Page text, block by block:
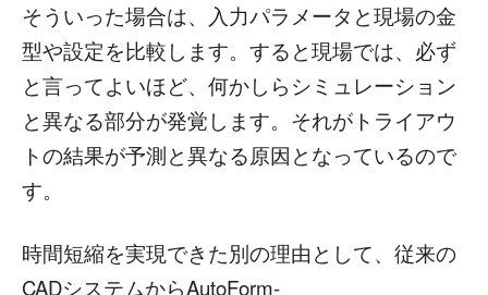
そういった場合は、入力パラメータと現場の金
型や設定を比較します。すると現場では、必ず
と言ってよいほど、何かしらシミュレーション
と異なる部分が発覚します。それがトライアウ
トの結果が予測と異なる原因となっているので
す。
時間短縮を実現できた別の理由として、従来の
CADシステムからAutoForm-